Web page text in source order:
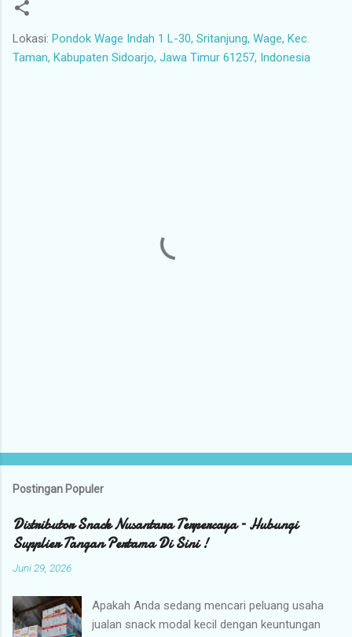
Lokasi: Pondok Wage Indah 1 L-30, Sritanjung, Wage, Kec.
Taman, Kabupaten Sidoarjo, Jawa Timur 61257, Indonesia
Postingan Populer
Distributor Snack Nusantara Terpercaya – Hubungi
Supplier Tangan Pertama Di Sini !
Juni 29, 2026
Apakah Anda sedang mencari peluang usaha
jualan snack modal kecil dengan keuntungan